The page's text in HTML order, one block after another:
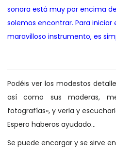
sonora está muy por encima
solemos encontrar. Para iniciar
maravilloso instrumento, es
Podéis ver los modestos
así como sus maderas,
fotografías», y verla y
Espero haberos ayudado…
Se puede encargar y se sirve